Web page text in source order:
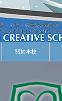
關於本校